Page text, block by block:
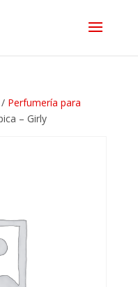
/ Perfumería para
– Girly